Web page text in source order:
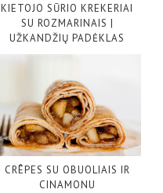
KIETOJO SŪRIO KREKERIAI
SU ROZMARINAIS |
UŽKANDŽIŲ PADĖKLAS
CRÊPES SU OBUOLIAIS IR
CINAMONU